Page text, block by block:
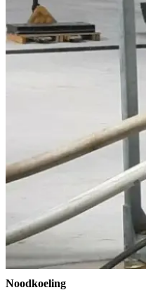
Noodkoeling